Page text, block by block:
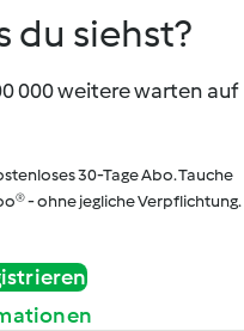
du siehst?
000 weitere warten auf
30-Tage Abo. Tauche
- ohne jegliche Verpflichtung.